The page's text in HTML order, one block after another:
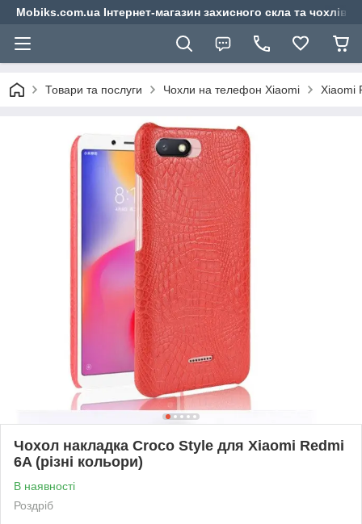
Mobiks.com.ua Інтернет-магазин захисного скла та чохлів
Товари та послуги Чохли на телефон Xiaomi Xiaomi
Чохол накладка Croco Style для Xiaomi Redmi
6A (різні кольори)
В наявності
Роздріб